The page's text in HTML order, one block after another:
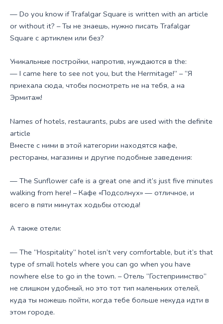
— Do you know if Trafalgar Square is written with an article
or without it? – Ты не знаешь, нужно писать Trafalgar
Square с артиклем или без?
Уникальные постройки, напротив, нуждаются в the:
— I came here to see not you, but the Hermitage!” – “Я
приехала сюда, чтобы посмотреть не на тебя, а на
Эрмитаж!
Names of hotels, restaurants, pubs are used with the definite
article
Вместе с ними в этой категории находятся кафе,
рестораны, магазины и другие подобные заведения:
— The Sunflower cafe is a great one and it’s just five minutes
walking from here! – Кафе «Подсолнух» — отличное, и
всего в пяти минутах ходьбы отсюда!
А также отели:
— The “Hospitality” hotel isn’t very comfortable, but it’s that
type of small hotels where you can go when you have
nowhere else to go in the town. – Отель “Гостеприимство”
не слишком удобный, но это тот тип маленьких отелей,
куда ты можешь пойти, когда тебе больше некуда идти в
этом городе.